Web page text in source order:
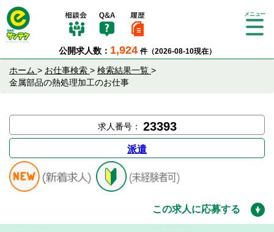
公開求人数： 1,924 件（2026-08-10現在）
Tog
ホーム > お仕事検索 > 検索結果一覧 >
金属部品の熱処理加工のお仕事
求人番号： 23393
派遣
この求人に応募する